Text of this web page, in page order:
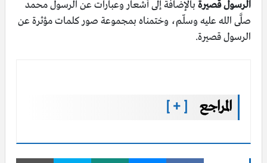
الرسول قصيرة بالإضافة إلى أشعار وعبارات عن الرسول محمد
صلَّى الله عليه وسلّم، وختمناه بمجموعة صور كلمات مؤثرة عن
الرسول قصيرة.
المراجع [ + ]